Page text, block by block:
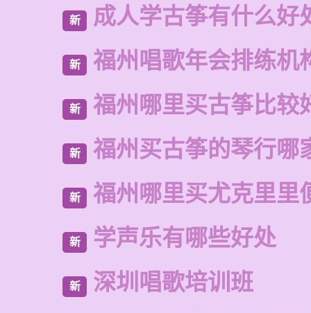
新 成人学古筝有什么好
新 福州唱歌年会排练机
新 福州哪里买古筝比较
新 福州买古筝的琴行哪
新 福州哪里买尤克里里
新 学声乐有哪些好处
新 深圳唱歌培训班